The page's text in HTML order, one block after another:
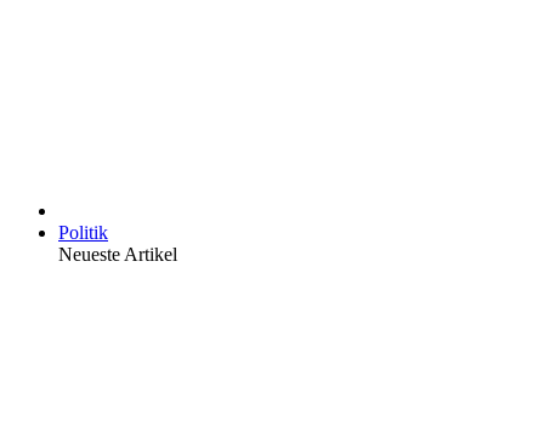
Politik
Neueste Artikel